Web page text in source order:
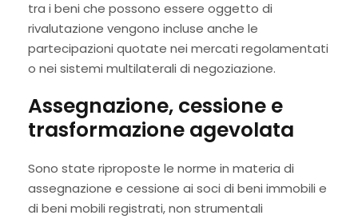
tra i beni che possono essere oggetto di
rivalutazione vengono incluse anche le
partecipazioni quotate nei mercati regolamentati
o nei sistemi multilaterali di negoziazione.
Assegnazione, cessione e
trasformazione agevolata
Sono state riproposte le norme in materia di
assegnazione e cessione ai soci di beni immobili e
di beni mobili registrati, non strumentali